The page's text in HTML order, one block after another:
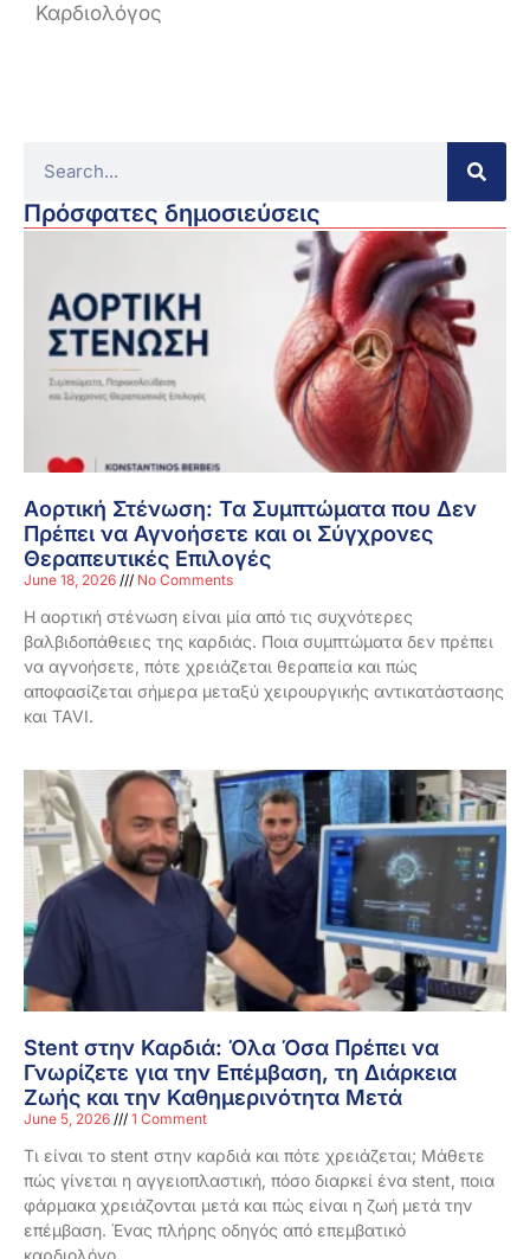
Καρδιολόγος
Πρόσφατες δημοσιεύσεις
Αορτική Στένωση: Τα Συμπτώματα που Δεν
Πρέπει να Αγνοήσετε και οι Σύγχρονες
Θεραπευτικές Επιλογές
June 18, 2026 No Comments
Η αορτική στένωση είναι μία από τις συχνότερες
βαλβιδοπάθειες της καρδιάς. Ποια συμπτώματα δεν πρέπει
να αγνοήσετε, πότε χρειάζεται θεραπεία και πώς
αποφασίζεται σήμερα μεταξύ χειρουργικής αντικατάστασης
και TAVI.
Stent στην Καρδιά: Όλα Όσα Πρέπει να
Γνωρίζετε για την Επέμβαση, τη Διάρκεια
Ζωής και την Καθημερινότητα Μετά
June 5, 2026 1 Comment
Τι είναι το stent στην καρδιά και πότε χρειάζεται; Μάθετε
πώς γίνεται η αγγειοπλαστική, πόσο διαρκεί ένα stent, ποια
φάρμακα χρειάζονται μετά και πώς είναι η ζωή μετά την
επέμβαση. Ένας πλήρης οδηγός από επεμβατικό
καρδιολόγο.